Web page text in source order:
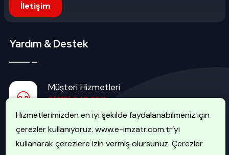
İletişim
Yardım & Destek
Müşteri Hizmetleri
0(312) 242 01 11
İptal Hattı
0(507) 740 51 51
Hizmetlerimizden en iyi şekilde faydalanabilmeniz için
çerezler kullanıyoruz. www.e-imzatr.com.tr’yi
kullanarak çerezlere izin vermiş olursunuz. Çerezler